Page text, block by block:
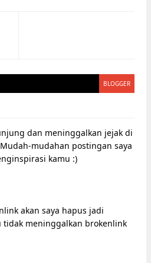
BLOGGER
dan meninggalkan jejak di
mudahan postingan saya
kamu :)
akan saya hapus jadi
tidak meninggalkan brokenlink